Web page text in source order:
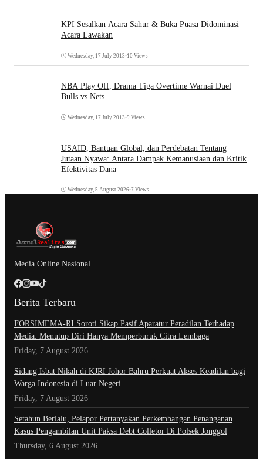
KPI Sesalkan Acara Sahur & Buka Puasa Didominasi
Acara Lawakan
Wednesday, 17 July 2013 •10 Views
NBA Play Off, Drama Tiga Overtime Warnai Duel
Bulls vs Nets
Wednesday, 17 July 2013 •9 Views
USAID, Bantuan Global, dan Perdebatan Tentang
Jutaan Nyawa: Antara Dampak Kemanusiaan dan Kritik
Efektivitas Dana
Wednesday, 5 August 2026•7 Views
Media Online Nasional
Berita Terbaru
​FORSIMEMA-RI Soroti Sikap Pasif Aparatur Peradilan Terhadap
Media: Menutup Diri Hanya Memperburuk Citra Lembaga
Friday, 7 August 2026
Sidang Isbat Nikah di KJRI Johor Bahru Perkuat Akses Keadilan bagi
Warga Indonesia di Luar Negeri
Friday, 7 August 2026
Setahun Berlalu, Pelapor Pertanyakan Perkembangan Penanganan
Kasus Pengambilan Unit Paksa Debt Colletor Di Polsek Jonggol
Thursday, 6 August 2026